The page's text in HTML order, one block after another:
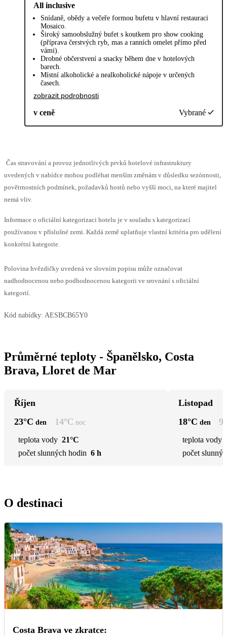
All inclusive
Snídaně, obědy a večeře formou bufetu v hlavní restauraci
Mosaico.
Široký samoobslužný bufet s koutkem pro show cooking
(příprava čerstvých ryb, mas a ranních omelet přímo před
vámi).
Drobné občerstvení a snacky během dne v hotelových
barech.
Místní alkoholické a nealkoholické nápoje v určených
časech.
zobrazit podrobnosti
v ceně Vybrané
Čas stravování a provoz jednotlivých prvků hotelové infrastruktury
uvedených v nabídce mohou podléhat menším změnám v důsledku sezónnosti,
povětrnostních podmínek, požadavků hostů nebo vyšší moci, na které majitel
nemá vliv.
Informace o oficiální kategorizaci hotelu je v souladu s kategorizací
používanou v příslušné zemi. Každá země uplatňuje vlastní kritéria pro udělení
konkrétní kategorie.
Polovina hvězdičky uvedená ve slovním popisu může označovat
nadhodnocenou nebo podhodnocenou kategorii ve srovnání s oficiální
kategorií.
Kód nabídky: AESBCB65Y0
Průměrné teploty - Španělsko, Costa
Brava, Lloret de Mar
Říjen
23°C den 14°C noc
teplota vody 21°C
počet slunných hodin 6 h
Listopad
18°C den 9
teplota vody
počet
O destinaci
Costa Brava ve zkratce: